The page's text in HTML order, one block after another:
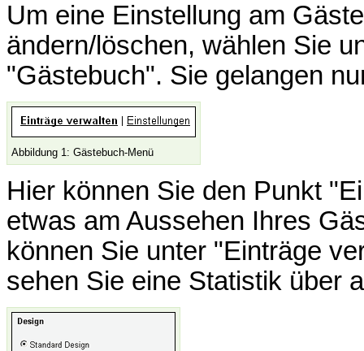
Um eine Einstellung am
ändern/löschen, wählen Sie
"Gästebuch". Sie gelangen
Abbildung 1: Gästebuch-Menü
Hier können Sie den Punkt
etwas am Aussehen Ihres
können Sie unter "Einträge
sehen Sie eine Statistik über